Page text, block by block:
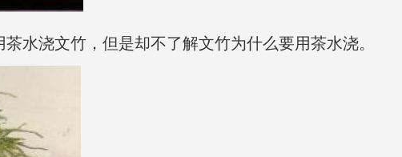
水浇文竹，但是却不了解文竹为什么要用茶水浇。